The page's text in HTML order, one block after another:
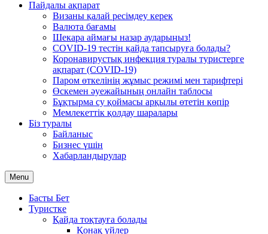
Пайдалы ақпарат
Визаны қалай ресімдеу керек
Валюта бағамы
Шекара аймағы назар аударыңыз!
COVID-19 тестін қайда тапсыруға болады?
Коронавирустық инфекция туралы туристерге
ақпарат (COVID-19)
Паром өткелінің жұмыс режимі мен тарифтері
Өскемен әуежайының онлайн таблосы
Бұқтырма су қоймасы арқылы өтетін көпір
Мемлекеттік қолдау шаралары
Біз туралы
Байланыс
Бизнес үшін
Хабарландырулар
Menu
Басты Бет
Туристке
Қайда тоқтауға болады
Қонақ үйлер